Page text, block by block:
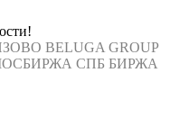
BELUGA GROUP
СПБ БИРЖА